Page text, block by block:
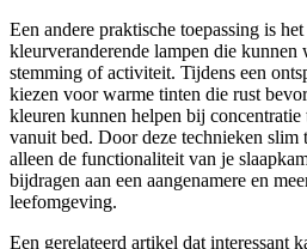
Een andere praktische toepassing is
kleurveranderende lampen die kunnen
stemming of activiteit. Tijdens een
kiezen voor warme tinten die rust
kleuren kunnen helpen bij
vanuit bed. Door deze technieken slim
alleen de functionaliteit van je
bijdragen aan een aangenamere en
leefomgeving.
Een gerelateerd artikel dat interessant